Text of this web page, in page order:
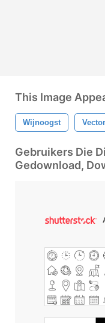
This Image
Wijnoogst Vector
Gebruikers Die
Gedownload,